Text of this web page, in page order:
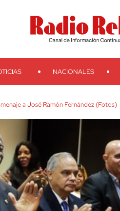
TelegramTeveo Ivoox RSS Search
NACIONALES
a José Ramón Fernández (Fotos)